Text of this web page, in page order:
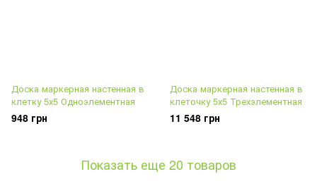
Доска маркерная настенная в
клетку 5х5 Одноэлементная
948 грн
Доска маркерная настенная в
клеточку 5х5 Трехэлементная
11 548 грн
Показать еще 20 товаров